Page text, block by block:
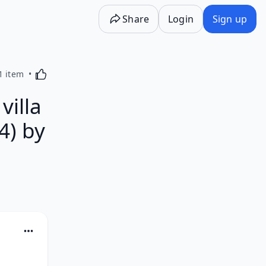
Share Login Sign up
item Activating this element will cause content on the
by